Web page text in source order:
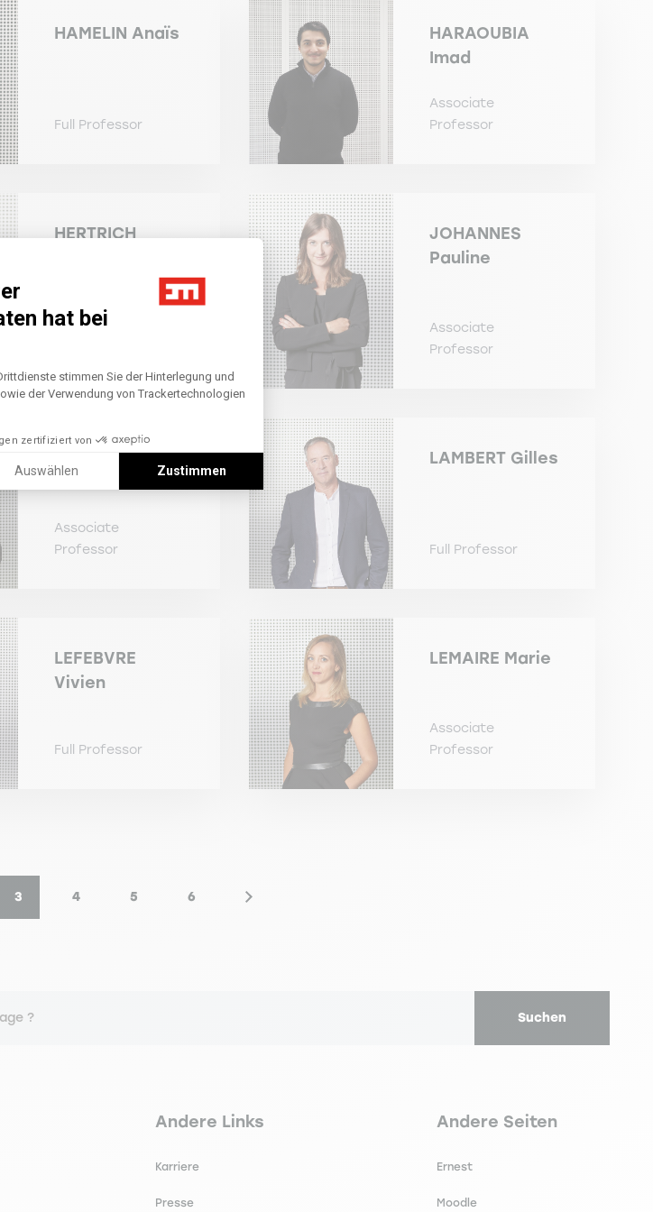
hat bei
Passen Sie Ihre Optionen an
stimmen Sie der Hinterlegung und
der Verwendung von Trackertechnologien
zertifiziert von
Auswählen Zustimmen
HAMELIN Anaïs
Full Professor
HARAOUBIA
Imad
Associate
Professor
HERTRICH
Associate
JOHANNES
Pauline
Associate
Professor
Syed
Associate
Professor
LAMBERT Gilles
Full Professor
LEFEBVRE
Vivien
Full Professor
LEMAIRE Marie
Associate
Professor
Aktuelle Seite
3
Seite
4
Seite
5
Seite
6
Nächste Seite
? Suchen
footer Navigation secondaire footer
Andere Links
Karriere
Presse
Navigation tertiaire footer
Andere Seiten
Ernest
Moodle